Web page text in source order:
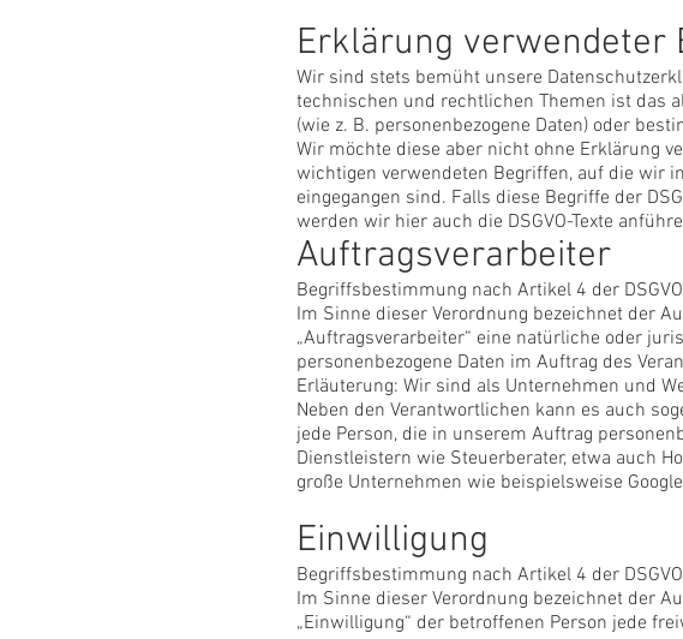
Erklärung verwendeter
Wir sind stets bemüht unsere
technischen und rechtlichen Themen ist das
(wie z. B. personenbezogene Daten) oder
Wir möchte diese aber nicht ohne Erklärung
wichtigen verwendeten Begriffen, auf die wir
eingegangen sind. Falls diese Begriffe der
werden wir hier auch die DSGVO-Texte
Auftragsverarbeiter
Begriffsbestimmung nach Artikel 4 der DSGVO
Im Sinne dieser Verordnung bezeichnet der
„Auftragsverarbeiter“ eine natürliche oder
personenbezogene Daten im Auftrag des
Erläuterung: Wir sind als Unternehmen und
Neben den Verantwortlichen kann es auch
jede Person, die in unserem Auftrag
Dienstleistern wie Steuerberater, etwa auch
große Unternehmen wie beispielsweise
Einwilligung
Begriffsbestimmung nach Artikel 4 der DSGVO
Im Sinne dieser Verordnung bezeichnet der
„Einwilligung“ der betroffenen Person jede